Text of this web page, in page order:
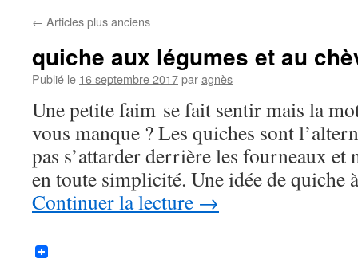
← Articles plus anciens
quiche aux légumes et au
Publié le 16 septembre 2017paragnès
Une petite faim se fait sentir mais la
vous manque ? Les quiches sont
pas s’attarder derrière les fourneaux et
en toute simplicité. Une idée de
Continuer la lecture →